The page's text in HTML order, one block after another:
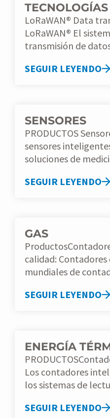
LoRaWAN® Data transmission via the Internet of Things (IoT) with
LoRaWAN® El sistema de radio LoRaWAN® de ZENNER posibilita la
transmisión de
SEGUIR LEYENDO
SENSORES
PRODUCTOS Sensores Inteligentes Nuestra creciente gama de
sensores
SEGUIR LEYENDO
GAS
ProductosContadores de gas
calidad: Contadores de gas ZENNER es uno de los mayores fabricantes
mundiales de
SEGUIR LEYENDO
ENERGÍA
Los contadores
los sistemas de
SEGUIR LEYENDO